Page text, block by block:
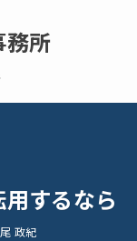
務所
用するなら
政紀